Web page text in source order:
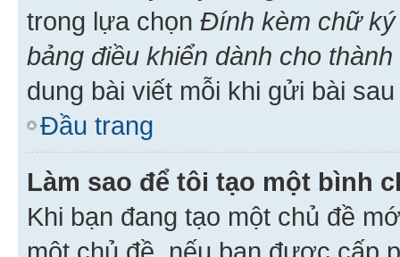
trong lựa chọn Đính kèm chữ
bảng điều khiển dành cho
dung bài viết mỗi khi gửi bài sau
Đầu trang
Làm sao để tôi tạo một bình
Khi bạn đang tạo một chủ đề
một chủ đề, nếu bạn được cấp